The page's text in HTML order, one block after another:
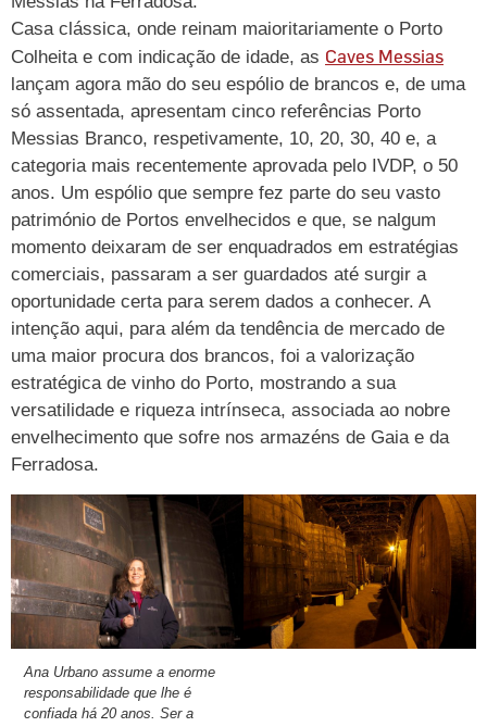
Casa clássica, onde reinam maioritariamente o Porto
Colheita e com indicação de idade, as Caves Messias
lançam agora mão do seu espólio de brancos e, de uma
só assentada, apresentam cinco referências Porto
Messias Branco, respetivamente, 10, 20, 30, 40 e, a
categoria mais recentemente aprovada pelo IVDP, o 50
anos. Um espólio que sempre fez parte do seu vasto
património de Portos envelhecidos e que, se nalgum
momento deixaram de ser enquadrados em estratégias
comerciais, passaram a ser guardados até surgir a
oportunidade certa para serem dados a conhecer. A
intenção aqui, para além da tendência de mercado de
uma maior procura dos brancos, foi a valorização
estratégica de vinho do Porto, mostrando a sua
versatilidade e riqueza intrínseca, associada ao nobre
envelhecimento que sofre nos armazéns de Gaia e da
Ferradosa.
Ana Urbano assume a enorme
responsabilidade que lhe é
confiada há 20 anos. Ser a